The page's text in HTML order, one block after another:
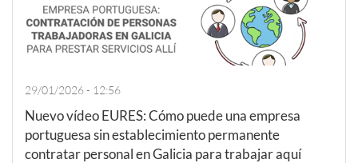
29/01/2026 - 12:56
Nuevo vídeo EURES: Cómo puede una empresa
portuguesa sin establecimiento permanente
contratar personal en Galicia para trabajar aquí